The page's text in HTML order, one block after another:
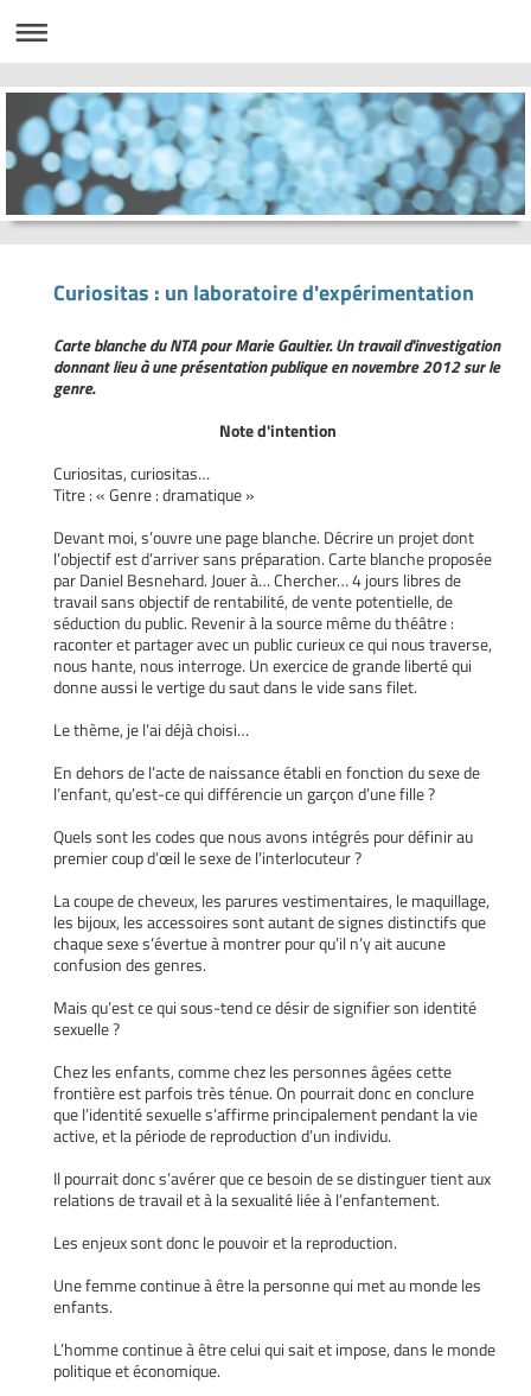
Curiositas : un laboratoire d'expérimentation
Carte blanche du NTA pour Marie Gaultier. Un travail d'investigation
donnant lieu à une présentation publique en novembre 2012 sur le
genre.
Note d'intention
Curiositas, curiositas…
Titre : « Genre : dramatique »
Devant moi, s’ouvre une page blanche. Décrire un projet dont
l’objectif est d’arriver sans préparation. Carte blanche proposée
par Daniel Besnehard. Jouer à… Chercher… 4 jours libres de
travail sans objectif de rentabilité, de vente potentielle, de
séduction du public. Revenir à la source même du théâtre :
raconter et partager avec un public curieux ce qui nous traverse,
nous hante, nous interroge. Un exercice de grande liberté qui
donne aussi le vertige du saut dans le vide sans filet.
Le thème, je l’ai déjà choisi…
En dehors de l’acte de naissance établi en fonction du sexe de
l’enfant, qu’est-ce qui différencie un garçon d’une fille ?
Quels sont les codes que nous avons intégrés pour définir au
premier coup d’œil le sexe de l’interlocuteur ?
La coupe de cheveux, les parures vestimentaires, le maquillage,
les bijoux, les accessoires sont autant de signes distinctifs que
chaque sexe s’évertue à montrer pour qu’il n’y ait aucune
confusion des genres.
Mais qu’est ce qui sous-tend ce désir de signifier son identité
sexuelle ?
Chez les enfants, comme chez les personnes âgées cette
frontière est parfois très ténue. On pourrait donc en conclure
que l’identité sexuelle s’affirme principalement pendant la vie
active, et la période de reproduction d’un individu.
Il pourrait donc s’avérer que ce besoin de se distinguer tient aux
relations de travail et à la sexualité liée à l’enfantement.
Les enjeux sont donc le pouvoir et la reproduction.
Une femme continue à être la personne qui met au monde les
enfants.
L’homme continue à être celui qui sait et impose, dans le monde
politique et économique.